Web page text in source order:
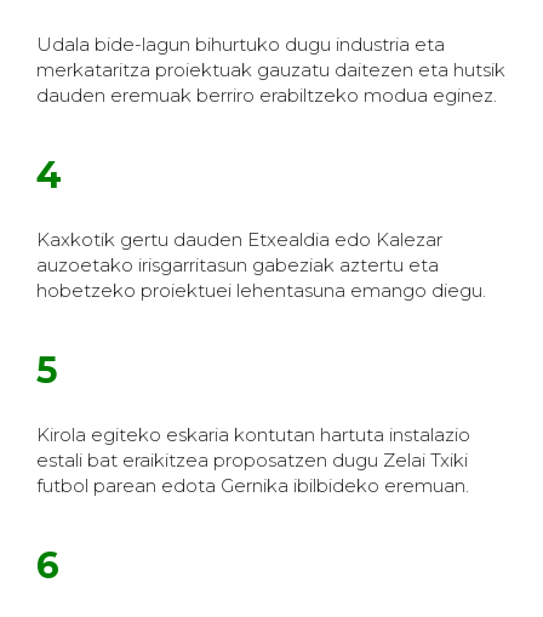
Udala bide-lagun bihurtuko dugu industria eta
merkataritza proiektuak gauzatu daitezen eta hutsik
dauden eremuak berriro erabiltzeko modua eginez.
4
Kaxkotik gertu dauden Etxealdia edo Kalezar
auzoetako irisgarritasun gabeziak aztertu eta
hobetzeko proiektuei lehentasuna emango diegu.
5
Kirola egiteko eskaria kontutan hartuta instalazio
estali bat eraikitzea proposatzen dugu Zelai Txiki
futbol parean edota Gernika ibilbideko eremuan.
6